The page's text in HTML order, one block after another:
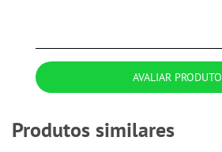
AVALIAR PRODUTO
Produtos similares